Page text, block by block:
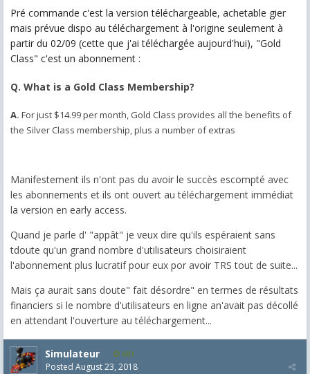
Pré commande c'est la version téléchargeable, achetable gier
mais prévue dispo au téléchargement à l'origine seulement à
partir du 02/09 (cette que j'ai téléchargée aujourd'hui), "Gold
Class" c'est un abonnement :
Q. What is a Gold Class Membership?
A. For just $14.99 per month, Gold Class provides all the benefits of
the Silver Class membership, plus a number of extras
Manifestement ils n'ont pas du avoir le succès escompté avec
les abonnements et ils ont ouvert au téléchargement immédiat
la version en early access.
Quand je parle d' "appât" je veux dire qu'ils espéraient sans
tdoute qu'un grand nombre d'utilisateurs choisiraient
l'abonnement plus lucratif pour eux por avoir TRS tout de suite...
Mais ça aurait sans doute" fait désordre" en termes de résultats
financiers si le nombre d'utilisateurs en ligne an'avait pas décollé
en attendant l'ouverture au téléchargement...
Simulateur 681
Posted August 23, 2018